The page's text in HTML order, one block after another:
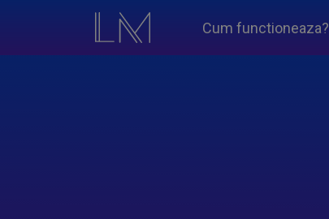
Cum functioneaza?